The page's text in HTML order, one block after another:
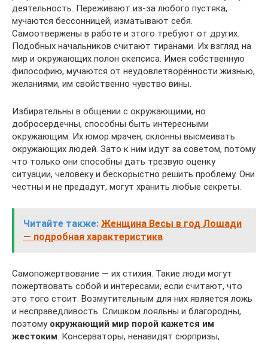
деятельность. Переживают из-за любого пустяка,
мучаются бессонницей, изматывают себя.
Самоотвержены в работе и этого требуют от других.
Подобных начальников считают тиранами. Их взгляд на
мир и окружающих полон скепсиса. Имея собственную
философию, мучаются от неудовлетворённости жизнью,
желаниями, им свойственно чувство вины.
Избирательны в общении с окружающими, но
добросердечны, способны быть интересными
окружающим. Их юмор мрачен, склонны высмеивать
окружающих людей. Зато к ним идут за советом, потому
что только они способны дать трезвую оценку
ситуации, человеку и бескорыстно решить проблему. Они
честны и не предадут, могут хранить любые секреты.
Читайте также: Женщина Весы в год Лошади
— подробная характеристика
Самопожертвование — их стихия. Такие люди могут
пожертвовать собой и интересами, если считают, что
это того стоит. Возмутительным для них является ложь
и несправедливость. Слишком лояльны и благородны,
поэтому окружающий мир порой кажется им
жестоким. Консерваторы, ненавидят сюрпризы,